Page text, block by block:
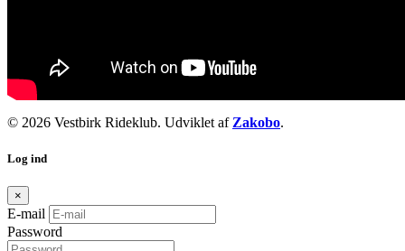
© 2026 Vestbirk Rideklub. Udviklet af Zakobo.
Log ind
×
E-mail
Password